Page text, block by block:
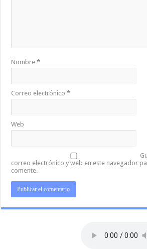
Nombre*
Correo electrónico*
Web
correo electrónico y web en este navegador
comente.